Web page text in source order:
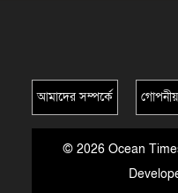
আমাদের সম্পর্কে
© 2026 Ocean